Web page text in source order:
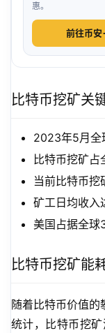
惠。
前往币安
比特币挖矿关
2023年5月全
比特币挖矿
当前比特币挖
矿工日均收入
美国占据全球
比特币挖矿能
随着比特币价值
统计，比特币挖